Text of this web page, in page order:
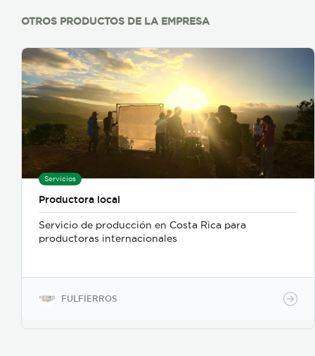
OTROS PRODUCTOS DE LA EMPRESA
Servicios
Productora local
Servicio de producción en Costa Rica para
productoras internacionales
FULFIERROS